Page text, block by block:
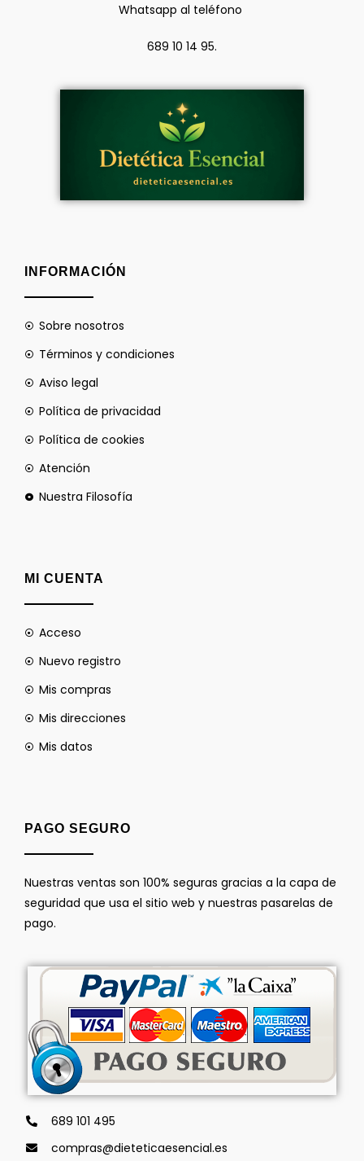
Whatsapp al teléfono
689 10 14 95.
INFORMACIÓN
Sobre nosotros
Términos y condiciones
Aviso legal
Política de privacidad
Política de cookies
Atención
Nuestra Filosofía
MI CUENTA
Acceso
Nuevo registro
Mis compras
Mis direcciones
Mis datos
PAGO SEGURO
Nuestras ventas son 100% seguras gracias a la capa de
seguridad que usa el sitio web y nuestras pasarelas de
pago.
689 101 495
compras@dieteticaesencial.es